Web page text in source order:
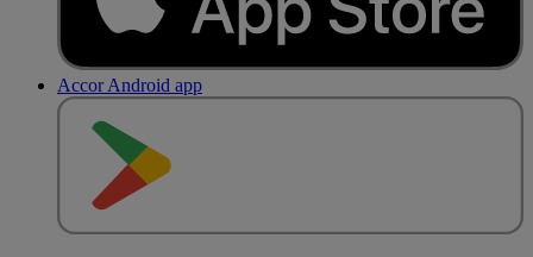
Accor Android app